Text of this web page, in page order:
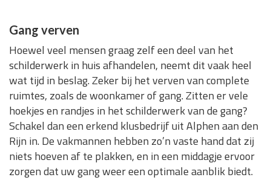
Gang verven
Hoewel veel mensen graag zelf een deel van het
schilderwerk in huis afhandelen, neemt dit vaak heel
wat tijd in beslag. Zeker bij het verven van complete
ruimtes, zoals de woonkamer of gang. Zitten er vele
hoekjes en randjes in het schilderwerk van de gang?
Schakel dan een erkend klusbedrijf uit Alphen aan den
Rijn in. De vakmannen hebben zo’n vaste hand dat zij
niets hoeven af te plakken, en in een middagje ervoor
zorgen dat uw gang weer een optimale aanblik biedt.